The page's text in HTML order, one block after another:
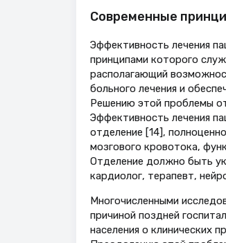
Современные
Эффективность лечения
принципами которого
располагающий
больного лечения и
Решению этой проблемы
Эффективность лечения
отделение [14],
мозгового кровотока,
Отделение должно быть
кардиолог, терапевт,
Многочисленными
причиной поздней
населения о клинических